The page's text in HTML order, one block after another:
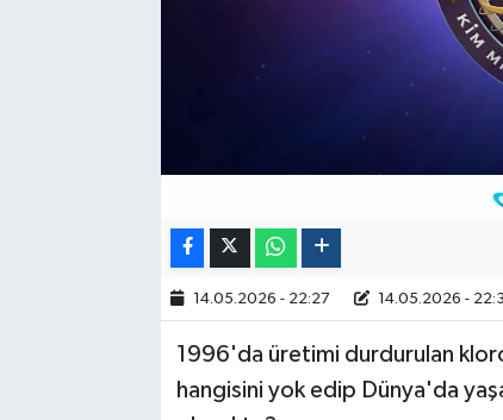
14.05.2026 - 22:27 14.05.2026 -
1996'da üretimi durdurulan
hangisini yok edip Dünya'da